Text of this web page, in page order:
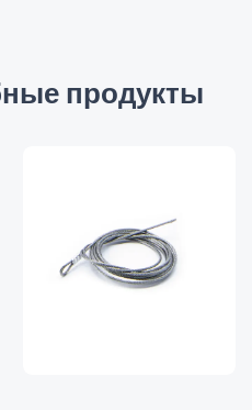
продукты